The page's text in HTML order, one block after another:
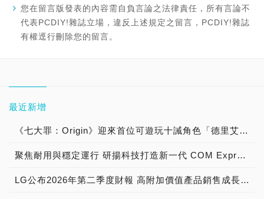
您在留言版發表的內容需自負言論之法律責任，所有言論不
代表PCDIY!雜誌立場，違反上述規定之留言，PCDIY!雜誌
有權逕行刪除您的留言。
最近新增
《七大罪：Origin》迎來首位可遊玩十誡角色「德里艾利」
聚焦耐用與穩定運行 研揚科技打造新一代 COM Express Type 6 模組
LG公布2026年第二季度財報 高附加價值產品銷售成長與成本競爭力提升，營業獲利年增 147%